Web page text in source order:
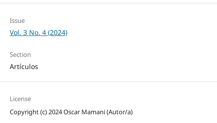
Issue
Vol. 3 No. 4 (2024)
Section
Artículos
License
Copyright (c) 2024 Oscar Mamani (Autor/a)